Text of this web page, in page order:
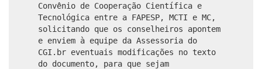
Convênio de Cooperação Científica e
Tecnológica entre a FAPESP, MCTI e MC,
solicitando que os conselheiros apontem
e enviem à equipe da Assessoria do
CGI.br eventuais modificações no texto
do documento, para que sejam